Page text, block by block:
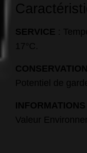
SERVICE :
17°C.
CONSERVATION
Potentiel de
INFORMATIONS
Valeur